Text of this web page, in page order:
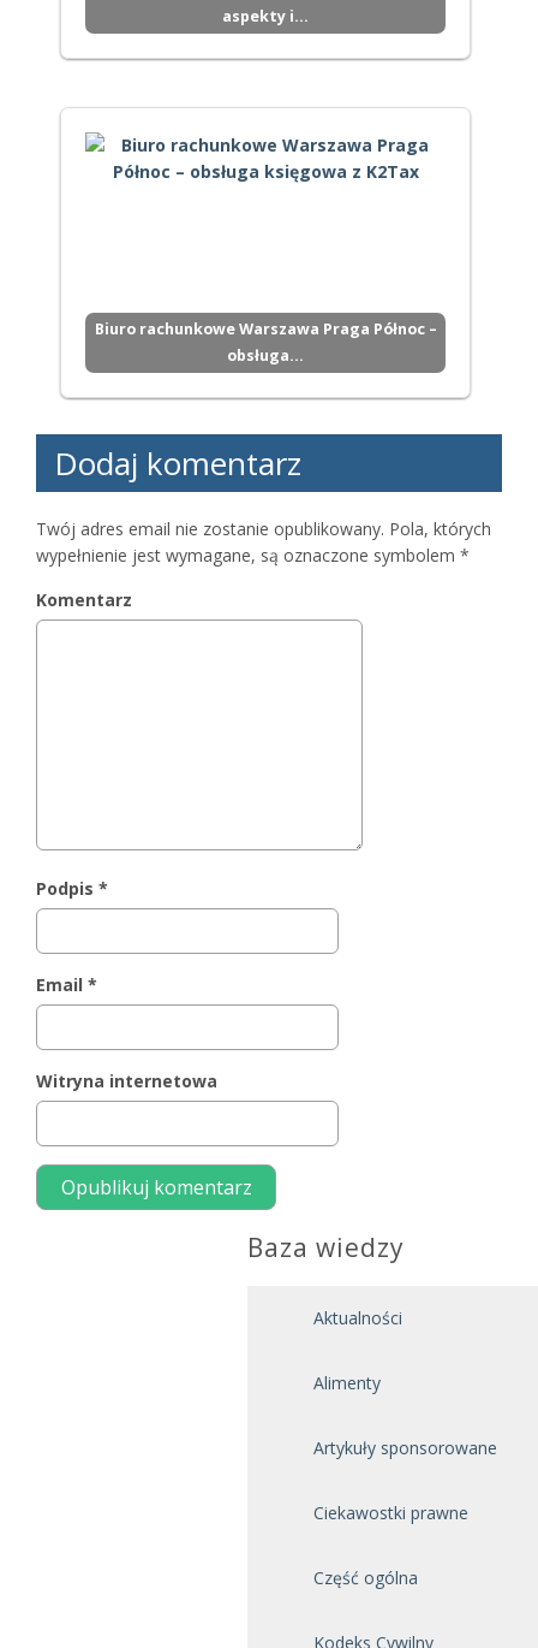
aspekty i…
Biuro rachunkowe Warszawa Praga Północ –
obsługa…
Dodaj komentarz
Twój adres email nie zostanie opublikowany. Pola, których
wypełnienie jest wymagane, są oznaczone symbolem *
Komentarz
Podpis *
Email *
Witryna internetowa
Baza wiedzy
Aktualności
Alimenty
Artykuły sponsorowane
Ciekawostki prawne
Część ogólna
Kodeks Cywilny